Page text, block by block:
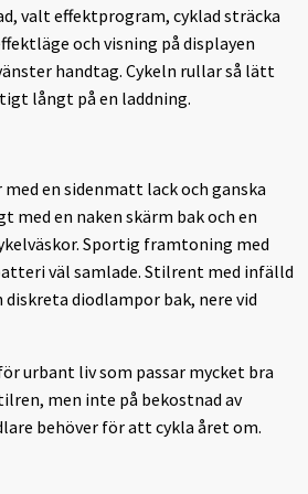
valt effektprogram, cyklad sträcka
och visning på displayen
handtag. Cykeln rullar så lätt
långt på en laddning.
med en sidenmatt lack och ganska
med en naken skärm bak och en
Sportig framtoning med
väl samlade. Stilrent med infälld
diodlampor bak, nere vid
urbant liv som passar mycket bra
men inte på bekostnad av
behöver för att cykla året om.